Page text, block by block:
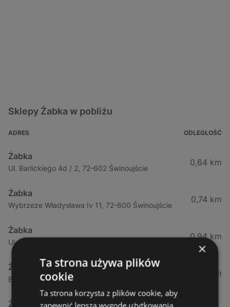
Sklepy Żabka w pobliżu
ADRES ODLEGŁOŚĆ
Żabka
Ul. Barlickiego 4d / 2, 72-602 Świnoujście
0,64 km
Żabka
Wybrzeze Władysława Iv 11, 72-600 Świnoujście
0,74 km
Żabka
Ul. Bohaterów Września 49, 72-600 Świnoujście
0,94 km
Żabka
Bohaterów Września 52, 72-600 Świnoujście
1,02 km
Żabka
×
Ta strona używa plików
cookie
Ta strona korzysta z plików cookie, aby